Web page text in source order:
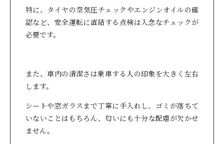
特に、タイヤの空気圧チェックやエンジンオイルの確
認など、安全運転に直結する点検は入念なチェックが
必要です。
また、車内の清潔さは乗車する人の印象を大きく左右
します。
シートや窓ガラスまで丁寧に手入れし、ゴミが落ちて
いないことはもちろん、匂いにも十分な配慮が欠かせ
ません。